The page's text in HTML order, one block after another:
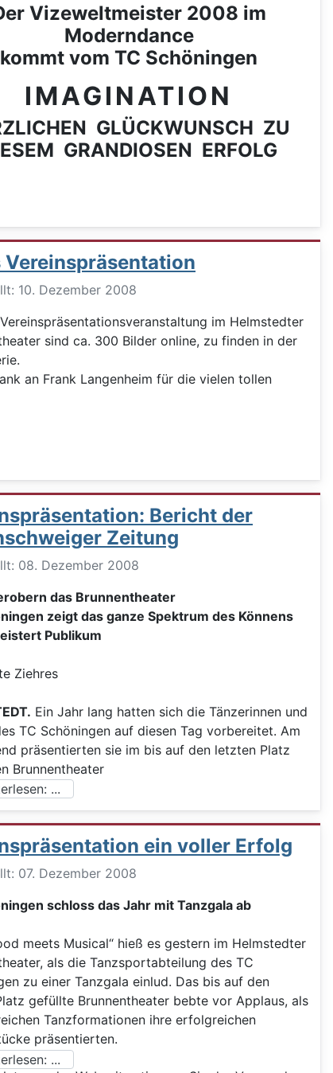
Vizeweltmeister 2008 im
Moderndance
kommt vom TC Schöningen
IMAGINATION
GLÜCKWUNSCH ZU
GRANDIOSEN ERFOLG
Vereinspräsentation
10. Dezember 2008
im Helmstedter
sind ca. 300 Bilder online, zu finden in der
an Frank Langenheim für die vielen tollen
Bericht der
Zeitung
08. Dezember 2008
das Brunnentheater
zeigt das ganze Spektrum des Könnens
Publikum
Ziehres
Ein Jahr lang hatten sich die Tänzerinnen und
TC Schöningen auf diesen Tag vorbereitet. Am
präsentierten sie im bis auf den letzten Platz
Brunnentheater
...
ein voller Erfolg
07. Dezember 2008
schloss das Jahr mit Tanzgala ab
meets Musical“ hieß es gestern im Helmstedter
als die Tanzsportabteilung des TC
zu einer Tanzgala einlud. Das bis auf den
gefüllte Brunnentheater bebte vor Applaus, als
Tanzformationen ihre erfolgreichen
präsentierten.
...